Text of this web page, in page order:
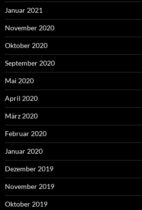
Januar 2021
November 2020
Oktober 2020
September 2020
Mai 2020
April 2020
März 2020
Februar 2020
Januar 2020
Dezember 2019
November 2019
Oktober 2019